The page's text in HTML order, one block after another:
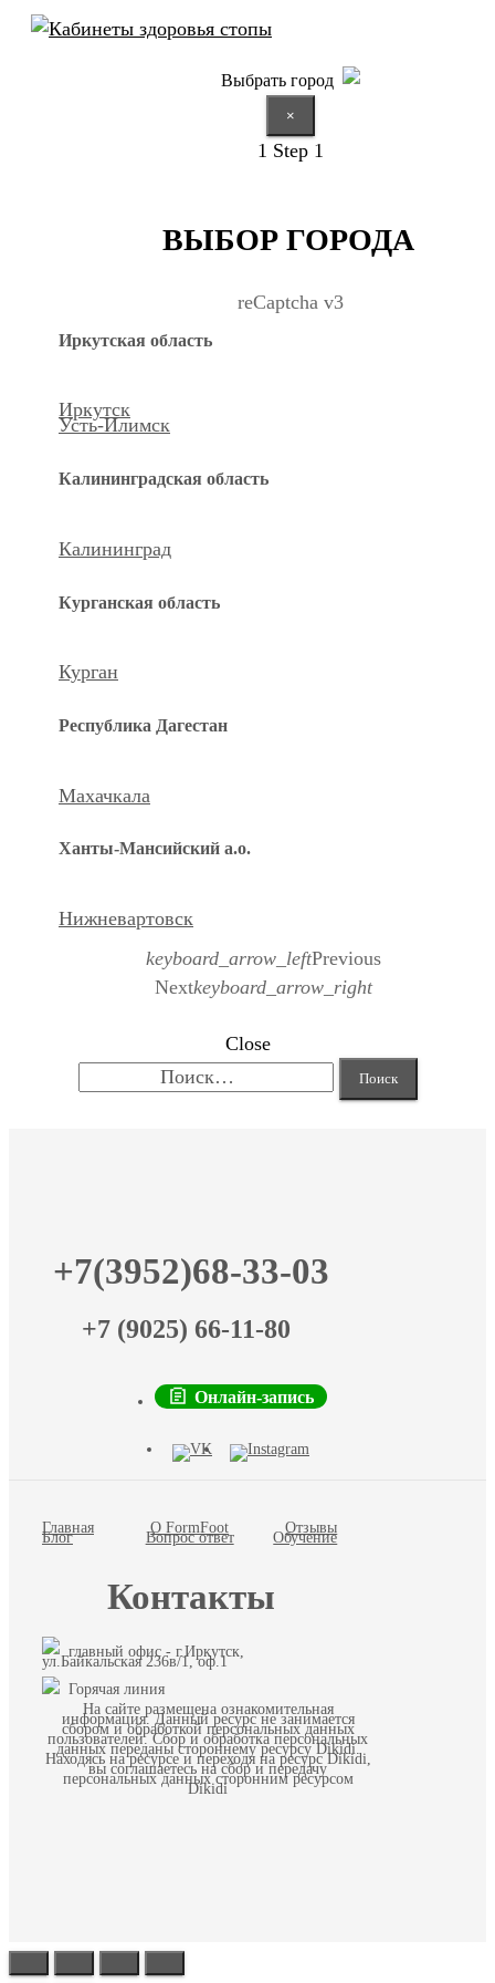
Выбрать город
×
1 Step 1
ВЫБОР ГОРОДА
reCaptcha v3
Иркутская область
Иркутск
Усть-Илимск
Калининградская область
Калининград
Курганская область
Курган
Республика Дагестан
Махачкала
Ханты-Мансийский а.о.
Нижневартовск
keyboard_arrow_leftPrevious
Nextkeyboard_arrow_right
Close
+7(3952)68-33-03
+7 (9025) 66-11-80
Онлайн-запись
Главная О FormFoot Отзывы
Блог Вопрос ответ Обучение
Контакты
главный офис - г.Иркутск,
ул.Байкальская 236в/1, оф.1
Горячая линия
На сайте размещена ознакомительная
информация. Данный ресурс не занимается
сбором и обработкой персональных данных
пользователей. Сбор и обработка персональных
данных переданы стороннему ресурсу Dikidi.
Находясь на ресурсе и переходя на ресурс Dikidi,
вы соглашаетесь на сбор и передачу
персональных данных сторонним ресурсом
Dikidi